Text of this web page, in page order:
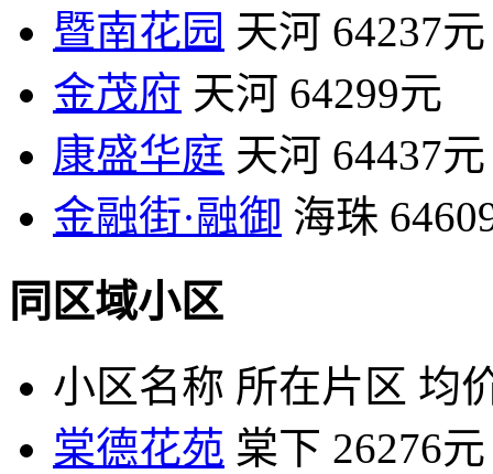
暨南花园 天河 64237元
金茂府 天河 64299元
康盛华庭 天河 64437元
金融街·融御 海珠
同区域小区
小区名称 所在片区 均
棠德花苑 棠下 26276元